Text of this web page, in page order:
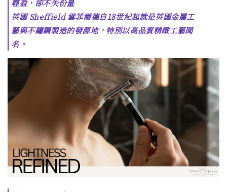
輕盈，卻不失份量
英國 Sheffield 雪菲爾德自18世紀起就是英國金屬工
藝與不鏽鋼製造的發源地，特別以高品質精緻工藝聞
名。